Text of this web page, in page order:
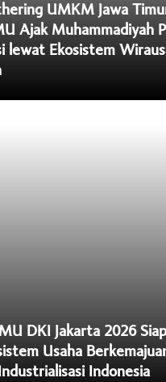
UMKM Jawa
Ajak Muhammadiyah
lewat Ekosistem
DKI Jakarta 2026
Usaha
Indonesia